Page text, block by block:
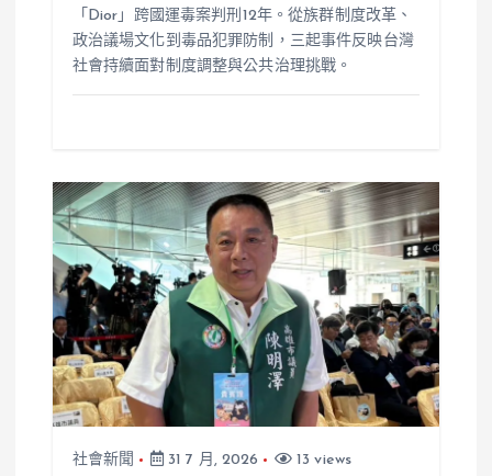
「Dior」跨國運毒案判刑12年。從族群制度改革、
政治議場文化到毒品犯罪防制，三起事件反映台灣
社會持續面對制度調整與公共治理挑戰。
社會新聞 31 7 月, 2026 13 views